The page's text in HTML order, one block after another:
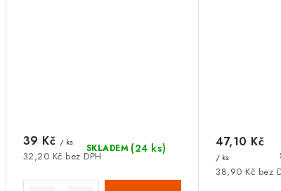
SKLADEM (24 ks)
32,20 Kč bez DPH
39 Kč / ks
38,90 Kč bez
47,10 Kč
/ ks